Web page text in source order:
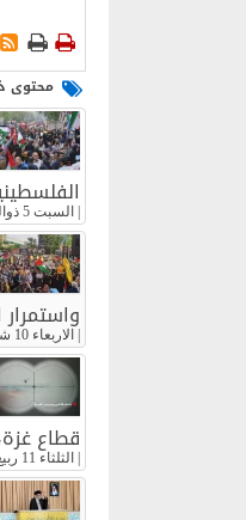
  
محتوى
السبت 5 ذوالقعدة 1446
الاربعاء 10 شوال 1446
قطاع
الثلثاء 11 ربيع الثاني 1446